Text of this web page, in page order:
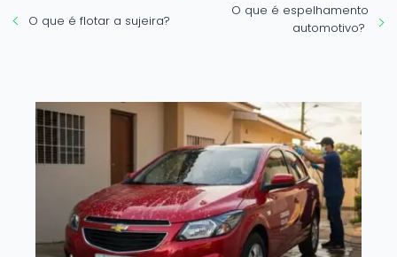
O que é flotar a sujeira?
O que é espelhamento
automotivo?